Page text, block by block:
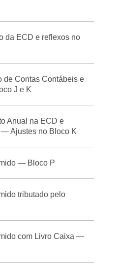
da ECD e reflexos no
Contas Contábeis e
J e K
Anual na ECD e
Ajustes no Bloco K
— Bloco P
tributado pelo
com Livro Caixa —